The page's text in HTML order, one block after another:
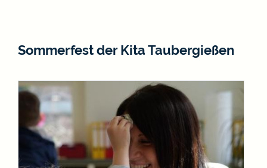
Sommerfest der Kita Taubergießen